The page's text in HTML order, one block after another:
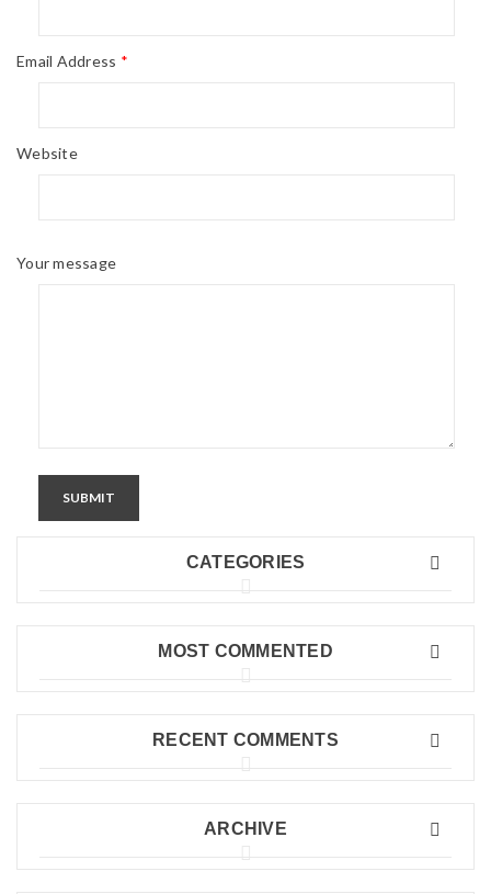
Email Address *
Website
Your message
SUBMIT
CATEGORIES
MOST COMMENTED
RECENT COMMENTS
ARCHIVE